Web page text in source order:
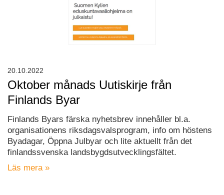
Oktober månads Uutiskirje från
Finlands Byar
Finlands Byars färska nyhetsbrev innehåller bl.a.
organisationens riksdagsvalsprogram, info om höstens
Byadagar, Öppna Julbyar och lite aktuellt från det
finlandssvenska landsbygdsutvecklingsfältet.
Läs mera »
20.10.2022